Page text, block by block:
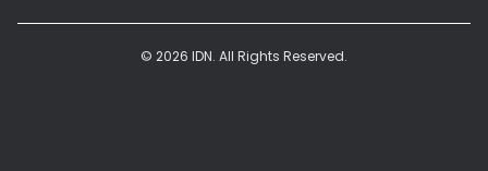
© 2026 IDN. All Rights Reserved.